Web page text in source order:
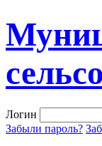
Логин
Забыли пароль?